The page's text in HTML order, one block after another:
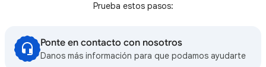
Prueba estos pasos:
Ponte en contacto con nosotros
Danos más información para que podamos ayudarte